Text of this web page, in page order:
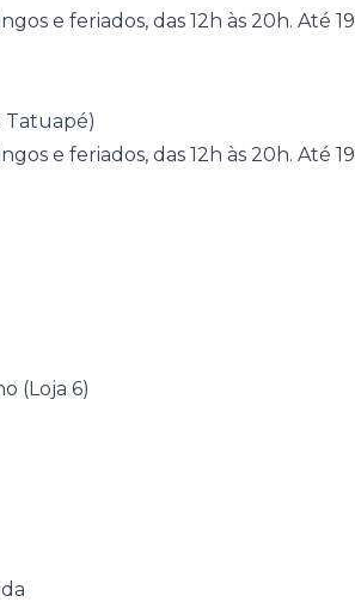
e feriados, das 12h às 20h. Até 19
Tatuapé)
e feriados, das 12h às 20h. Até 19
(Loja 6)